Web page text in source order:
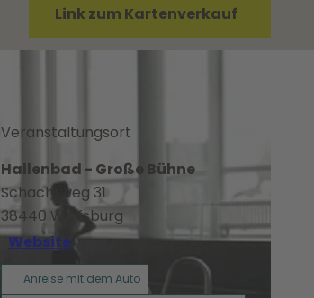
Link zum Kartenverkauf
Veranstaltungsort
Hallenbad - Große Bühne
Schachtweg 31
38440 Wolfsburg
Website
Anreise mit dem Auto